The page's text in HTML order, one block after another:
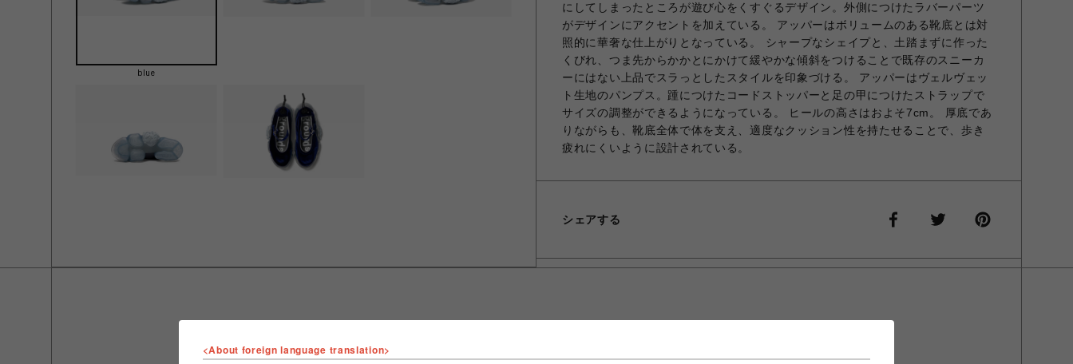
blue
にしてしまったところが遊び心をくすぐるデザイン。外側につけたラバーパーツ
がデザインにアクセントを加えている。 アッパーはボリュームのある靴底とは対
照的に華奢な仕上がりとなっている。 シャープなシェイプと、土踏まずに作った
くびれ、つま先からかかとにかけて緩やかな傾斜をつけることで既存のスニーカ
ーにはない上品でスラっとしたスタイルを印象づける。 アッパーはヴェルヴェッ
ト生地のパンプス。踵につけたコードストッパーと足の甲につけたストラップで
サイズの調整ができるようになっている。 ヒールの高さはおよそ7cm。 厚底であ
りながらも、靴底全体で体を支え、適度なクッション性を持たせることで、歩き
疲れにくいように設計されている。
シェアする
ショップ名
<About foreign language translation>